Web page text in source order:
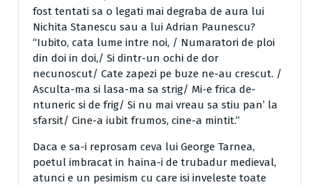
fost tentati sa o legati mai degraba de aura lui
Nichita Stanescu sau a lui Adrian Paunescu?
“Iubito, cata lume intre noi, / Numaratori de ploi
din doi in doi,/ Si dintr-un ochi de dor
necunoscut/ Cate zapezi pe buze ne-au crescut. /
Asculta-ma si lasa-ma sa strig/ Mi-e frica de-
ntuneric si de frig/ Si nu mai vreau sa stiu pan’ la
sfarsit/ Cine-a iubit frumos, cine-a mintit.”
Daca e sa-i reprosam ceva lui George Tarnea,
poetul imbracat in haina-i de trubadur medieval,
atunci e un pesimism cu care isi inveleste toate